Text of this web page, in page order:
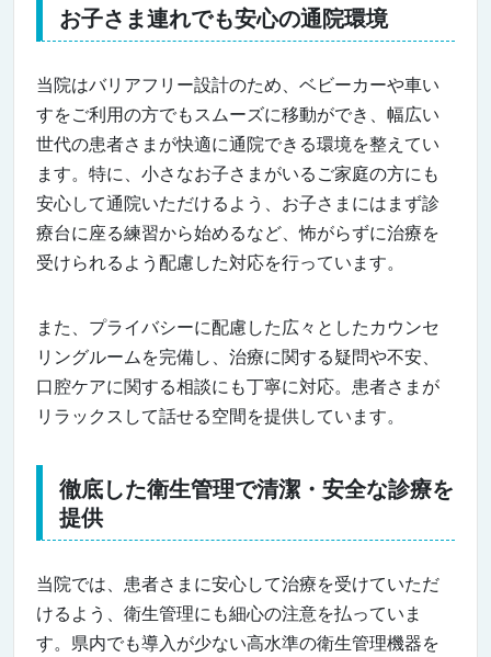
お子さま連れでも安心の通院環境
当院はバリアフリー設計のため、ベビーカーや車い
すをご利用の方でもスムーズに移動ができ、幅広い
世代の患者さまが快適に通院できる環境を整えてい
ます。特に、小さなお子さまがいるご家庭の方にも
安心して通院いただけるよう、お子さまにはまず診
療台に座る練習から始めるなど、怖がらずに治療を
受けられるよう配慮した対応を行っています。
また、プライバシーに配慮した広々としたカウンセ
リングルームを完備し、治療に関する疑問や不安、
口腔ケアに関する相談にも丁寧に対応。患者さまが
リラックスして話せる空間を提供しています。
徹底した衛生管理で清潔・安全な診療を
提供
当院では、患者さまに安心して治療を受けていただ
けるよう、衛生管理にも細心の注意を払っていま
す。県内でも導入が少ない高水準の衛生管理機器を